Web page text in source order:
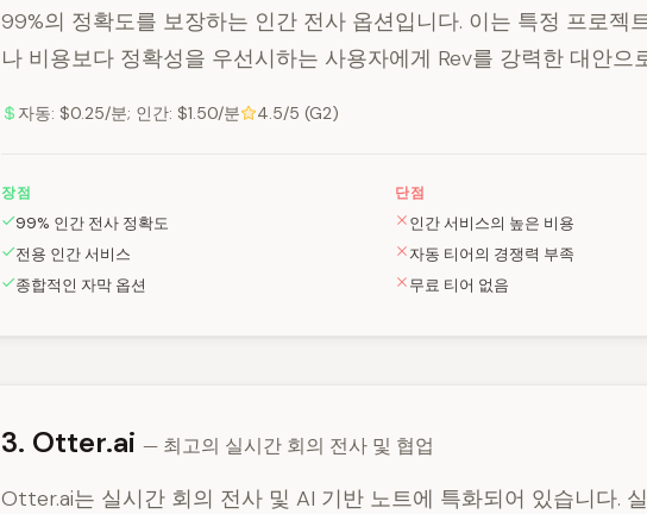
99%의 정확도를 보장하는 인간 전사 옵션입니다. 이는 특정 프로젝
나 비용보다 정확성을 우선시하는 사용자에게 Rev를 강력한 대안으
자동: $0.25/분; 인간: $1.50/분 4.5/5 (G2)
장점
99% 인간 전사 정확도
전용 인간 서비스
종합적인 자막 옵션
단점
인간 서비스의 높은 비용
자동 티어의 경쟁력 부족
무료 티어 없음
3. Otter.ai — 최고의 실시간 회의 전사 및 협업
Otter.ai는 실시간 회의 전사 및 AI 기반 노트에 특화되어 있습니다.